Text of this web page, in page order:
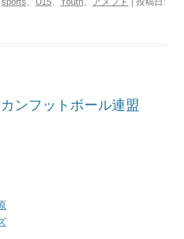
ンフットボール連盟